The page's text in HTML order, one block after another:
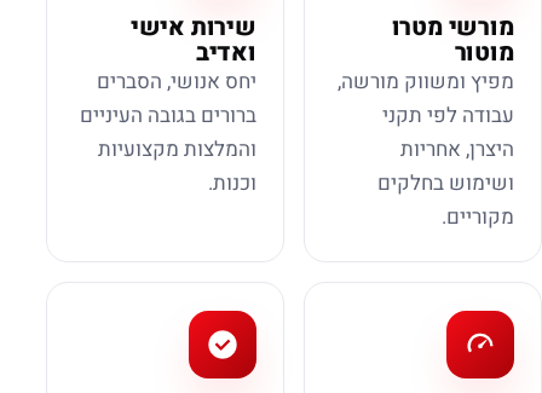
מורשי מטרו
מוטור
מפיץ ומשווק מורשה,
עבודה לפי תקני
היצרן, אחריות
ושימוש בחלקים
מקוריים.
שירות אישי
ואדיב
יחס אנושי, הסברים
ברורים בגובה העיניים
והמלצות מקצועיות
וכנות.